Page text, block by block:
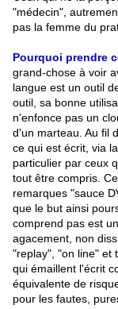
"médecin",
pas la femme du
Pourquoi prendre
grand-chose à voir
langue est un outil
outil, sa bonne
n'enfonce pas un
d'un marteau. Au fil
ce qui est écrit, via
particulier par ceux
tout être compris.
remarques "sauce
que le but ainsi
comprend pas est
agacement, non
"replay", "on line" et
qui émaillent l'écrit
équivalente de
pour les fautes,